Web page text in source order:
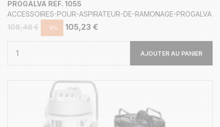
PROGALVA REF. 1055
ACCESSOIRES-POUR-ASPIRATEUR-DE-RAMONAGE-PROGALVA
108,48 €
-3% 105,23 €
AJOUTER AU PANIER